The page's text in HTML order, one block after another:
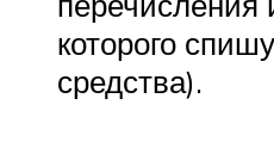
которого
средства).